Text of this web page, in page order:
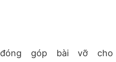
góp bài vỡ cho